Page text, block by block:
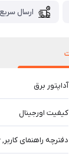
ارسال سریع
آداپتور برق
کیفیت اورجینال
دفترچه راهنمای